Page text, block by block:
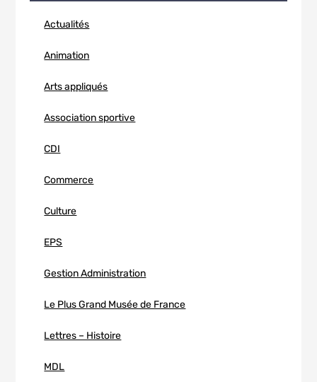
Actualités
Animation
Arts appliqués
Association sportive
CDI
Commerce
Culture
EPS
Gestion Administration
Le Plus Grand Musée de France
Lettres – Histoire
MDL